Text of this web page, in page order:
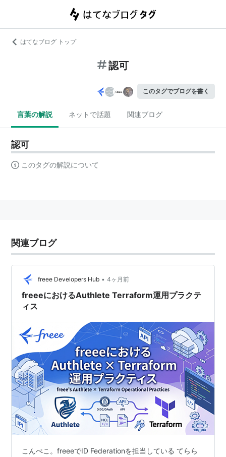
はてなブログ トップ
認可
このタグでブログを書く
言葉の解説 ネットで話題 関連ブログ
認可
このタグの解説について
関連ブログ
freee Developers Hub • 4ヶ月前
freeeにおけるAuthlete Terraform運用プラクテ
ィス
こんぺこ。freeeでID Federationを担当している てらら